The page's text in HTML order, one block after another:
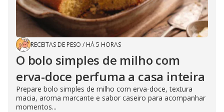
RECEITAS DE PESO / HÁ 5 HORAS
O bolo simples de milho com
erva-doce perfuma a casa inteira
Prepare bolo simples de milho com erva-doce, textura
macia, aroma marcante e sabor caseiro para acompanhar
momentos...